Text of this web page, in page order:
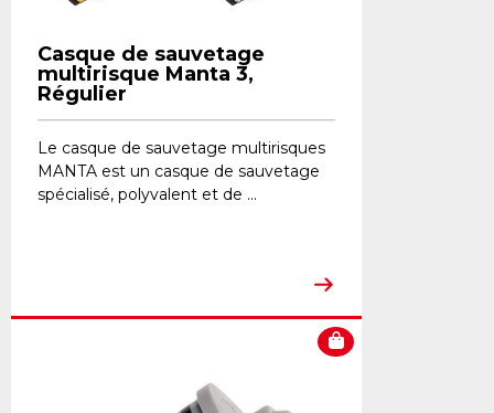
Casque de sauvetage
multirisque Manta 3,
Régulier
Le casque de sauvetage multirisques
MANTA est un casque de sauvetage
spécialisé, polyvalent et de ...